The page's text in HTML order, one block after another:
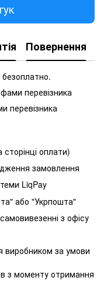
Повернення
перевізника
перевізника
сторінці оплати)
замовлення
LiqPay
або "Укрпошта"
з офісу
виробником за умови
з моменту отримання